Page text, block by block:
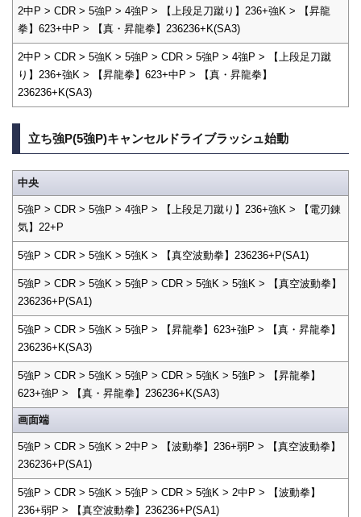
2中P > CDR > 5強P > 4強P > 【上段足刀蹴り】236+強K > 【昇龍
拳】623+中P > 【真・昇龍拳】236236+K(SA3)
2中P > CDR > 5強K > 5強P > CDR > 5強P > 4強P > 【上段足刀蹴
り】236+強K > 【昇龍拳】623+中P > 【真・昇龍拳】
236236+K(SA3)
立ち強P(5強P)キャンセルドライブラッシュ始動
中央
5強P > CDR > 5強P > 4強P > 【上段足刀蹴り】236+強K > 【電刃錬
気】22+P
5強P > CDR > 5強K > 5強K > 【真空波動拳】236236+P(SA1)
5強P > CDR > 5強K > 5強P > CDR > 5強K > 5強K > 【真空波動拳】
236236+P(SA1)
5強P > CDR > 5強K > 5強P > 【昇龍拳】623+強P > 【真・昇龍拳】
236236+K(SA3)
5強P > CDR > 5強K > 5強P > CDR > 5強K > 5強P > 【昇龍拳】
623+強P > 【真・昇龍拳】236236+K(SA3)
画面端
5強P > CDR > 5強K > 2中P > 【波動拳】236+弱P > 【真空波動拳】
236236+P(SA1)
5強P > CDR > 5強K > 5強P > CDR > 5強K > 2中P > 【波動拳】
236+弱P > 【真空波動拳】236236+P(SA1)